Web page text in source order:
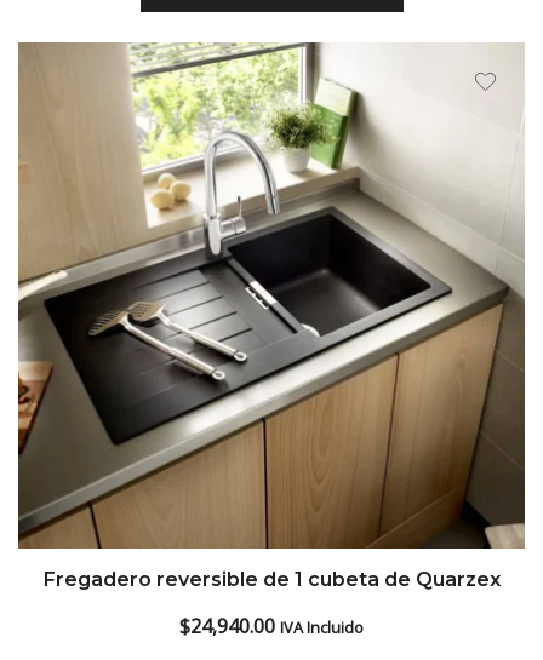
Fregadero reversible de 1 cubeta de Quarzex
$24,940.00 IVA Incluido